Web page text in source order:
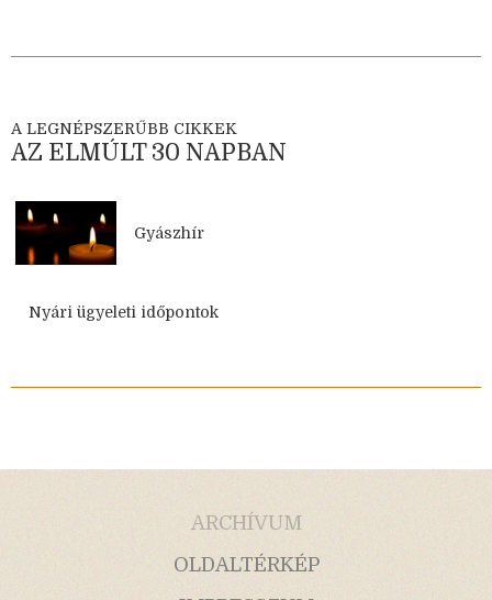
A LEGNÉPSZERŰBB CIKKEK
AZ ELMÚLT 30 NAPBAN
Gyászhír
Nyári ügyeleti időpontok
ARCHÍVUM
OLDALTÉRKÉP